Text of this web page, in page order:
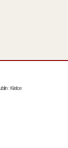
: Kielce